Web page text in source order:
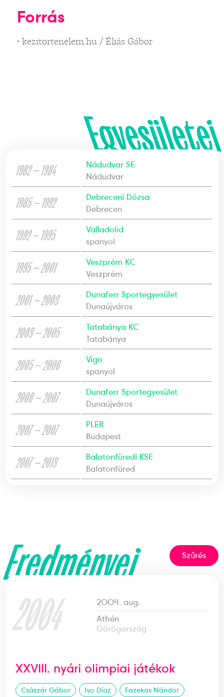
Forrás
• kezitortenelem.hu / Éliás Gábor
Egyesületei
1982 — 1984
Nádudvar SE
Nádudvar
1985 — 1992
Debreceni Dózsa
Debrecen
1992 — 1995
Valladolid
spanyol
1995 — 2001
Veszprém KC
Veszprém
2001 — 2003
Dunaferr Sportegyesület
Dunaújváros
2003 — 2005
Tatabánya KC
Tatabánya
2005 — 2006
Vigo
spanyol
2006 — 2007
Dunaferr Sportegyesület
Dunaújváros
2007 — 2007
PLER
Budapest
2007 — 2013
Balatonfüredi KSE
Balatonfüred
Eredményei Szűrés
2004
2004. aug.
Athén
Görögország
XXVIII. nyári olimpiai játékok
Császár Gábor Ivo Díaz
Fazekas Nándor